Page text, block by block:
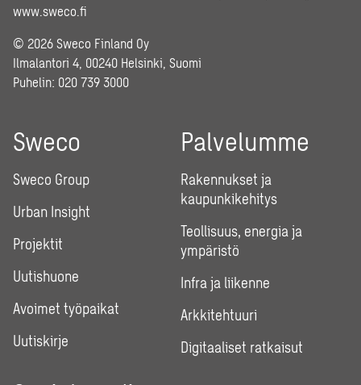
www.sweco.fi
© 2026 Sweco Finland Oy
Ilmalantori 4, 00240 Helsinki, Suomi
Puhelin: 020 739 3000
Sweco
Sweco Group
Urban Insight
Projektit
Uutishuone
Avoimet työpaikat
Uutiskirje
Palvelumme
Rakennukset ja
kaupunkikehitys
Teollisuus, energia ja
ympäristö
Infra ja liikenne
Arkkitehtuuri
Digitaaliset ratkaisut